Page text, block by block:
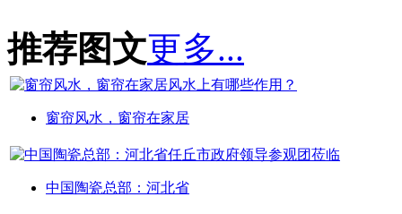
推荐图文更多...
窗帘风水，窗帘在家居
中国陶瓷总部：河北省